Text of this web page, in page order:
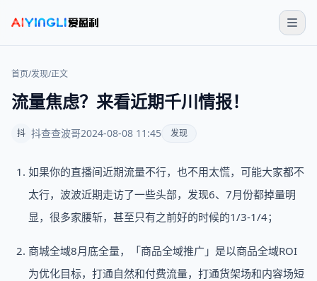
首页/发现/正文
流量焦虑？来看近期千川情报！
抖 抖查查波哥2024-08-08 11:45 发现
如果你的直播间近期流量不行，也不用太慌，可能大家都不
太行，波波近期走访了一些头部，发现6、7月份都掉量明
显，很多家腰斩，甚至只有之前好的时候的1/3-1/4；
商城全域8月底全量，「商品全域推广」是以商品全域ROI
为优化目标，打通自然和付费流量，打通货架场和内容场短